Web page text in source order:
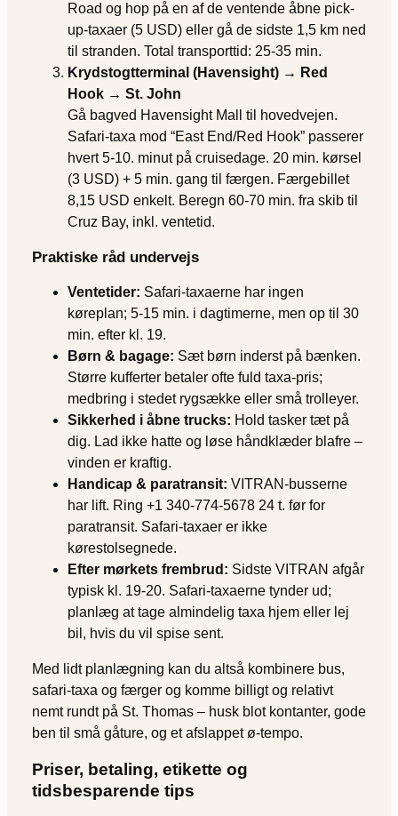
Road og hop på en af de ventende åbne pick-
up-taxaer (5 USD) eller gå de sidste 1,5 km ned
til stranden. Total transporttid: 25-35 min.
Krydstogtterminal (Havensight) → Red
Hook → St. John
Gå bagved Havensight Mall til hovedvejen.
Safari-taxa mod “East End/Red Hook” passerer
hvert 5-10. minut på cruisedage. 20 min. kørsel
(3 USD) + 5 min. gang til færgen. Færgebillet
8,15 USD enkelt. Beregn 60-70 min. fra skib til
Cruz Bay, inkl. ventetid.
Praktiske råd undervejs
Ventetider: Safari-taxaerne har ingen
køreplan; 5-15 min. i dagtimerne, men op til 30
min. efter kl. 19.
Børn & bagage: Sæt børn inderst på bænken.
Større kufferter betaler ofte fuld taxa-pris;
medbring i stedet rygsække eller små trolleyer.
Sikkerhed i åbne trucks: Hold tasker tæt på
dig. Lad ikke hatte og løse håndklæder blafre –
vinden er kraftig.
Handicap & paratransit: VITRAN-busserne
har lift. Ring +1 340-774-5678 24 t. før for
paratransit. Safari-taxaer er ikke
kørestolsegnede.
Efter mørkets frembrud: Sidste VITRAN afgår
typisk kl. 19-20. Safari-taxaerne tynder ud;
planlæg at tage almindelig taxa hjem eller lej
bil, hvis du vil spise sent.
Med lidt planlægning kan du altså kombinere bus,
safari-taxa og færger og komme billigt og relativt
nemt rundt på St. Thomas – husk blot kontanter, gode
ben til små gåture, og et afslappet ø-tempo.
Priser, betaling, etikette og
tidsbesparende tips